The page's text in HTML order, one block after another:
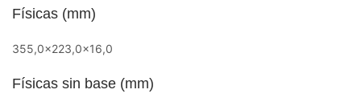
Físicas (mm)
355,0×223,0x16,0
Físicas sin base (mm)